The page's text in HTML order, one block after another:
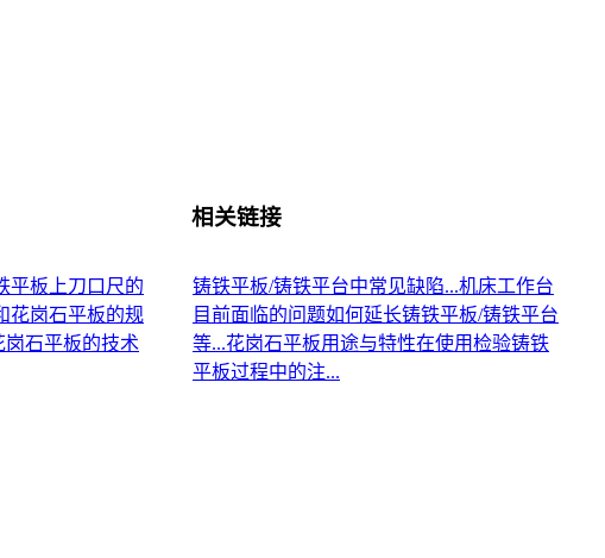
平板上刀口尺的
花岗石平板的规
岗石平板的技术
相关链接
铸铁平板/铸铁平台中常见缺陷...机床工作台
目前面临的问题如何延长铸铁平板/铸铁平台
等...花岗石平板用途与特性在使用检验铸铁
平板过程中的注...